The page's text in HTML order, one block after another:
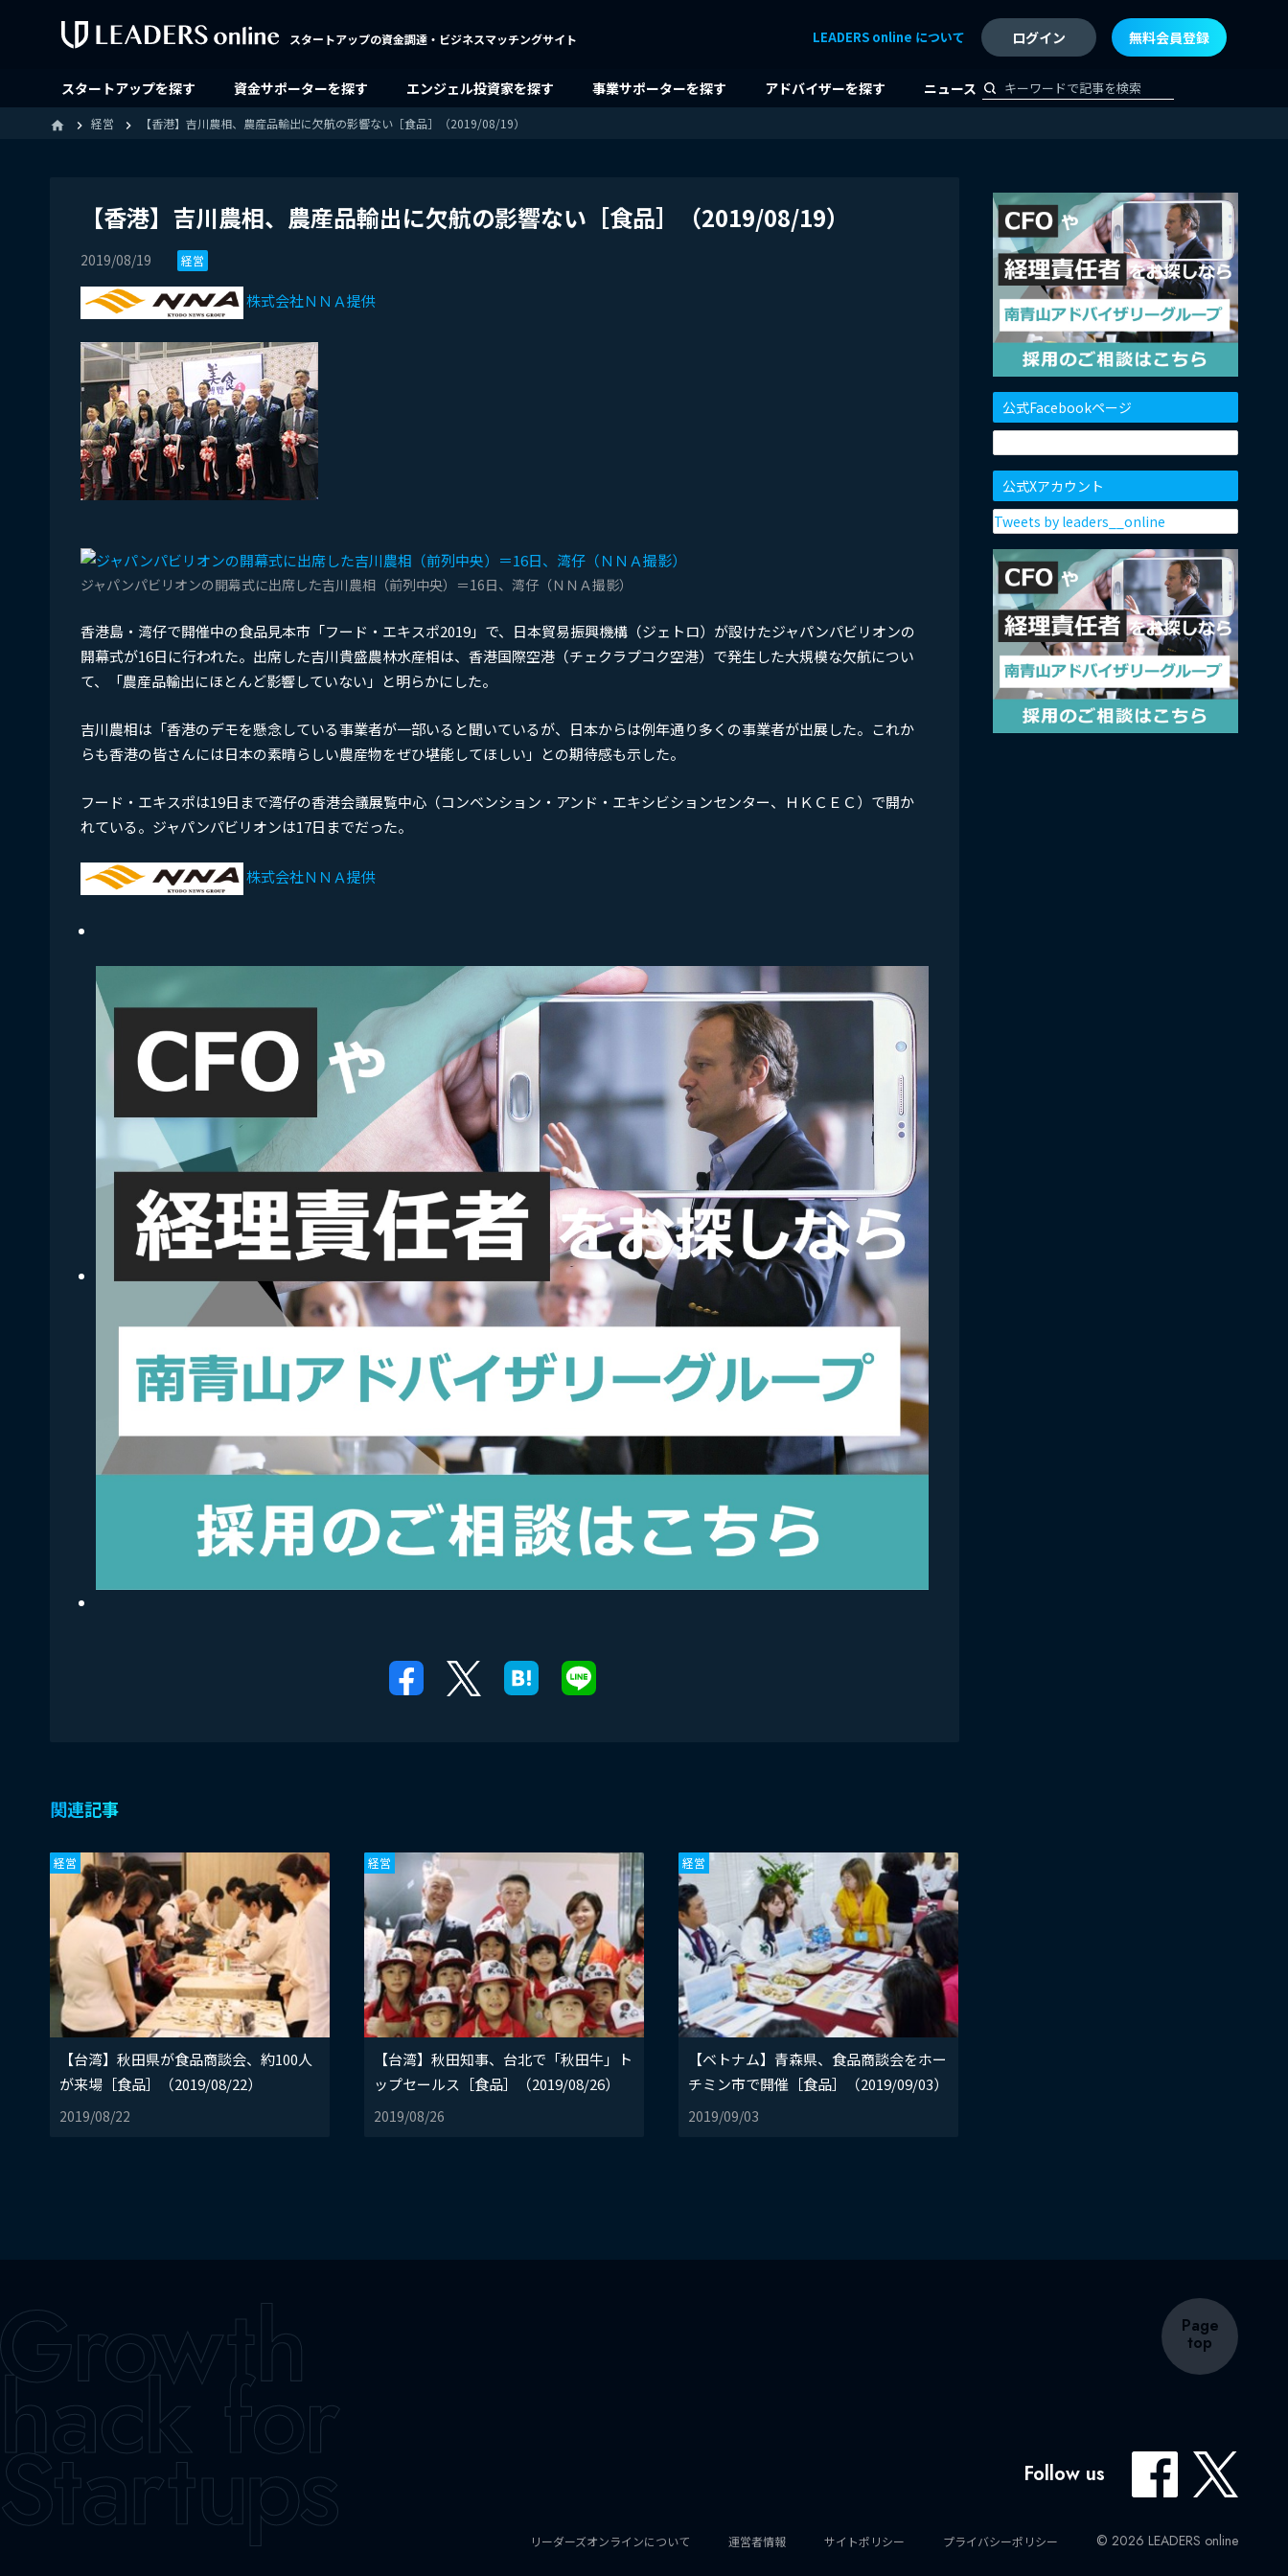
スタートアップの資金調達・ビジネスマッチングサイト ログイン 無料会員登録
スタートアップを探す 資金サポーターを探す エンジェル投資家を探す 事業サポーターを探す アドバイザーを探す ニュース
LEADERS online について
home 経営 【香港】吉川農相、農産品輸出に欠航の影響ない［食品］（2019/08/19）
【香港】吉川農相、農産品輸出に欠航の影響ない［食品］（2019/08/19）
2019/08/19 経営
株式会社ＮＮＡ提供
ジャパンパビリオンの開幕式に出席した吉川農相（前列中央）＝16日、湾仔（ＮＮＡ撮影）
香港島・湾仔で開催中の食品見本市「フード・エキスポ2019」で、日本貿易振興機構（ジェトロ）が設けたジャパンパビリオンの
開幕式が16日に行われた。出席した吉川貴盛農林水産相は、香港国際空港（チェクラプコク空港）で発生した大規模な欠航につい
て、「農産品輸出にほとんど影響していない」と明らかにした。
吉川農相は「香港のデモを懸念している事業者が一部いると聞いているが、日本からは例年通り多くの事業者が出展した。これか
らも香港の皆さんには日本の素晴らしい農産物をぜひ堪能してほしい」との期待感も示した。
フード・エキスポは19日まで湾仔の香港会議展覧中心（コンベンション・アンド・エキシビションセンター、ＨＫＣＥＣ）で開か
れている。ジャパンパビリオンは17日までだった。
株式会社ＮＮＡ提供
関連記事
【台湾】秋田県が食品商談会、約100人
が来場［食品］（2019/08/22）
2019/08/22
経営
【台湾】秋田知事、台北で「秋田牛」ト
ップセールス［食品］（2019/08/26）
2019/08/26
経営
【ベトナム】青森県、食品商談会をホー
チミン市で開催［食品］（2019/09/03）
2019/09/03
経営
公式Facebookページ
公式Xアカウント
Tweets by leaders__online
Page
top
Follow us
リーダーズオンラインについて 運営者情報 サイトポリシー プライバシーポリシー © 2026 LEADERS online